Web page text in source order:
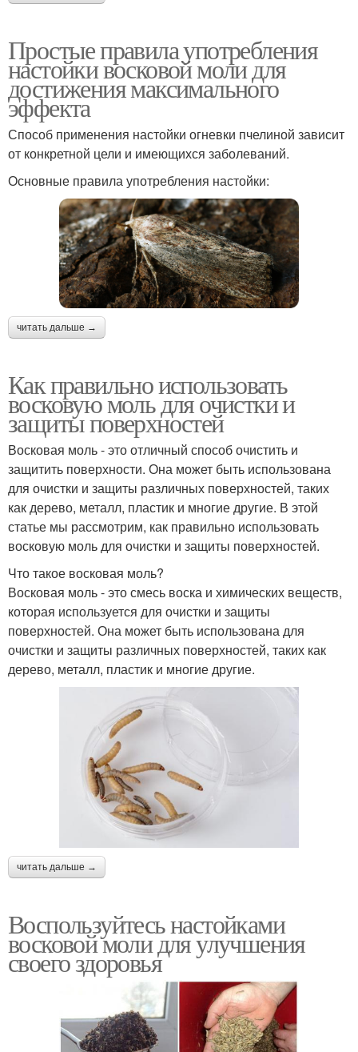
Простые правила употребления
настойки восковой моли для
достижения максимального
эффекта
Способ применения настойки огневки пчелиной зависит
от конкретной цели и имеющихся заболеваний.
Основные правила употребления настойки:
читать дальше →
Как правильно использовать
восковую моль для очистки и
защиты поверхностей
Восковая моль - это отличный способ очистить и
защитить поверхности. Она может быть использована
для очистки и защиты различных поверхностей, таких
как дерево, металл, пластик и многие другие. В этой
статье мы рассмотрим, как правильно использовать
восковую моль для очистки и защиты поверхностей.
Что такое восковая моль?
Восковая моль - это смесь воска и химических веществ,
которая используется для очистки и защиты
поверхностей. Она может быть использована для
очистки и защиты различных поверхностей, таких как
дерево, металл, пластик и многие другие.
читать дальше →
Воспользуйтесь настойками
восковой моли для улучшения
своего здоровья